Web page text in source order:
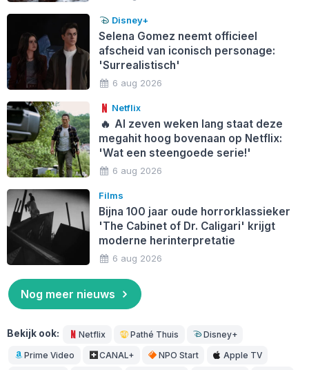
Disney+
Selena Gomez neemt officieel
afscheid van iconisch personage:
'Surrealistisch'
6 aug 2026
Netflix
🔥 Al zeven weken lang staat deze
megahit hoog bovenaan op Netflix:
'Wat een steengoede serie!'
6 aug 2026
Films
Bijna 100 jaar oude horrorklassieker
'The Cabinet of Dr. Caligari' krijgt
moderne herinterpretatie
6 aug 2026
Nog meer nieuws
Bekijk ook: Netflix Pathé Thuis Disney+
Prime Video CANAL+ NPO Start Apple TV